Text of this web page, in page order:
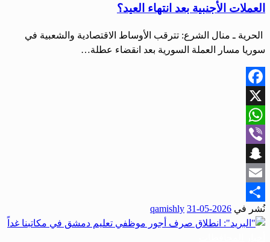
العملات الأجنبية بعد انتهاء العيد؟
الحرية ـ منال الشرع: تترقب الأوساط الاقتصادية والشعبية في
سوريا مسار العملة السورية بعد انقضاء عطلة…
Facebook
X
WhatsApp
Viber
Snapchat
Email
Share
نُشر في 2026-05-31
qamishly